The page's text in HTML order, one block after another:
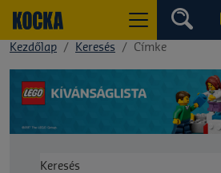
Kezdőlap Keresés Címke
Keresés